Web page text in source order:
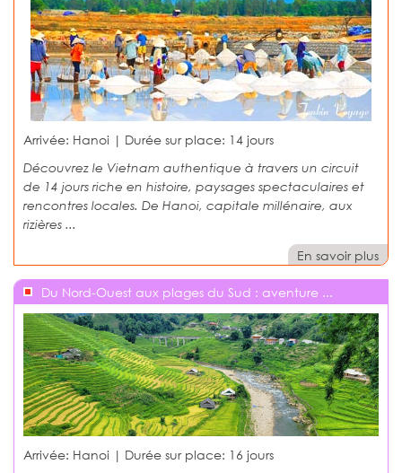
Arrivée: Hanoi | Durée sur place: 14 jours
Découvrez le Vietnam authentique à travers un circuit
de 14 jours riche en histoire, paysages spectaculaires et
rencontres locales. De Hanoi, capitale millénaire, aux
rizières ...
En savoir plus
Du Nord-Ouest aux plages du Sud : aventure ...
Arrivée: Hanoi | Durée sur place: 16 jours